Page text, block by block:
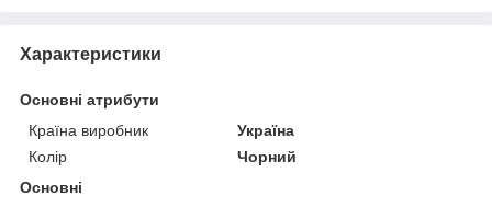
Характеристики
Основні атрибути
Країна виробник
Україна
Колір
Чорний
Основні